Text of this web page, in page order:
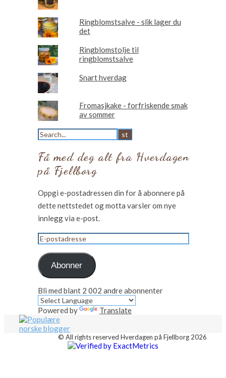
Ringblomstsalve - slik lager du
det
Ringblomstolje til
ringblomstsalve
Snart hverdag
Fromasjkake - forfriskende smak
av sommer
Få med deg alt fra Hverdagen
på Fjellborg
Oppgi e-postadressen din for å abonnere på
dette nettstedet og motta varsler om nye
innlegg via e-post.
E-
postadresse
Abonner
Bli med blant 2 002 andre abonnenter
Powered by Translate
© All rights reserved Hverdagen på Fjellborg 2026